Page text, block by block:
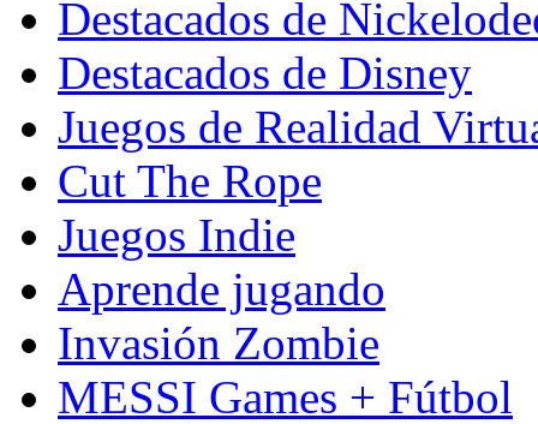
Destacados de
Destacados de Disney
Juegos de Realidad
Cut The Rope
Juegos Indie
Aprende jugando
Invasión Zombie
MESSI Games + Fútbol